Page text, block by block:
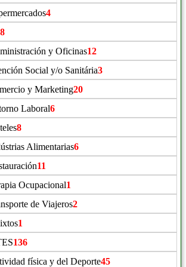
4
y Oficinas12
Social y/o Sanitária3
y Marketing20
Laboral6
8
Alimentarias6
11
Ocupacional1
de Viajeros2
1
136
física y del Deporte45